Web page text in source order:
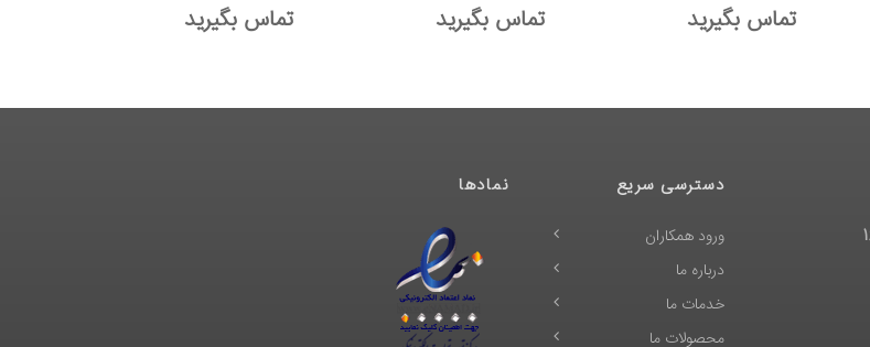
تماس بگیرید تماس بگیرید تماس بگیرید
دسترسی سریع
ورود همکاران
درباره ما
خدمات ما
محصولات ما
نمادها